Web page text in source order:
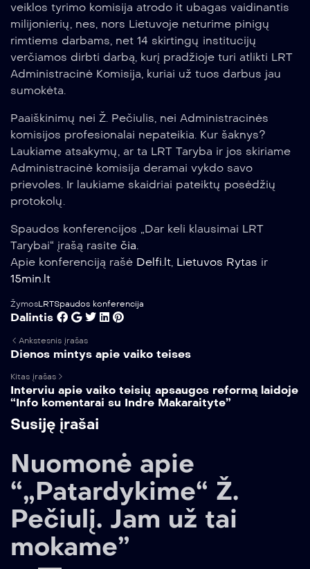
veiklos tyrimo komisija atrodo it ubagas vaidinantis
milijonierių, nes, nors Lietuvoje neturime pinigų
rimtiems darbams, net 14 skirtingų institucijų
verčiamos dirbti darbą, kurį pradžioje turi atlikti LRT
Administracinė Komisija, kuriai už tuos darbus jau
sumokėta.
Paaiškinimų nei Ž. Pečiulis, nei Administracinės
komisijos profesionalai nepateikia. Kur šaknys?
Laukiame atsakymų, ar ta LRT Taryba ir jos skiriame
Administracinė komisija deramai vykdo savo
prievoles. Ir laukiame skaidriai pateiktų posėdžių
protokolų.
Spaudos konferencijos „Dar keli klausimai LRT
Tarybai“ įrašą rasite čia.
Apie konferenciją rašė Delfi.lt, Lietuvos Rytas ir
15min.lt
ŽymosLRTSpaudos konferencija
Dalintis
Ankstesnis įrašas
Dienos mintys apie vaiko teises
Kitas įrašas
Interviu apie vaiko teisių apsaugos reformą laidoje
“Info komentarai su Indre Makaraityte”
Susiję įrašai
Nuomonė apie
“„Patardykime“ Ž.
Pečiulį. Jam už tai
mokame”